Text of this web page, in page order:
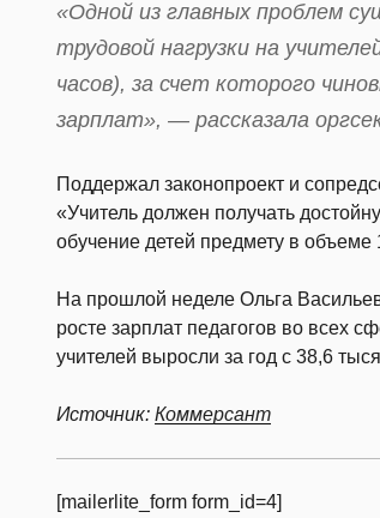
«Одной из главных проблем
трудовой нагрузки на
часов), за счет которого
зарплат», — рассказала
Поддержал законопроект и
«Учитель должен получать
обучение детей предмету в объеме
На прошлой неделе Ольга
росте зарплат педагогов во всех
учителей выросли за год с 38,6
Источник: Коммерсант
[mailerlite_form form_id=4]